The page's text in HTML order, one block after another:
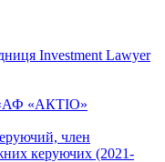
Investment Lawyer
«АКТІО»
член
керуючих (2021-